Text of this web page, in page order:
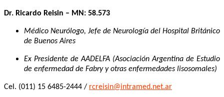
Dr. Ricardo Reisin – MN: 58.573
Médico Neurólogo, Jefe de Neurología del Hospital Británico
de Buenos Aires
Ex Presidente de AADELFA (Asociación Argentina de Estudio
de enfermedad de Fabry y otras enfermedades lisosomales)
Cel. (011) 15 6485-2444 / rcreisin@intramed.net.ar